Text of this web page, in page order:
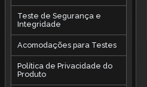
Teste de Segurança e
Integridade
Acomodações para Testes
Política de Privacidade do
Produto